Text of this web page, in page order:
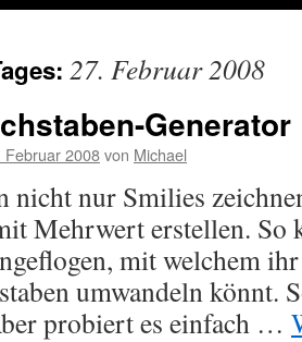
27. Februar 2008
Generator
Februar 2008von Michael
nicht nur Smilies
Mehrwert erstellen. So
mit welchem
umwandeln könnt.
probiert es einfach …